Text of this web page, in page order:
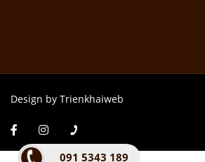
Design by Trienkhaiweb
091 5343 189